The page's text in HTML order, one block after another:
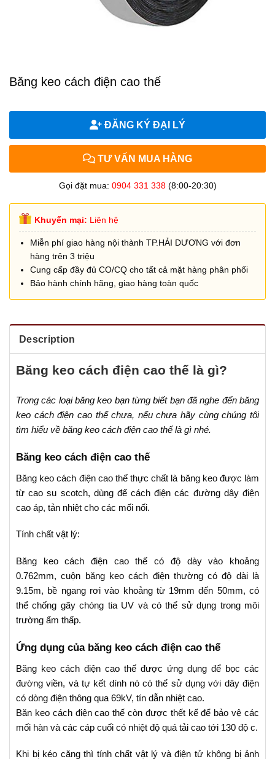
Băng keo cách điện cao thế
ĐĂNG KÝ ĐẠI LÝ
TƯ VẤN MUA HÀNG
Gọi đặt mua: 0904 331 338(8:00-20:30)
Khuyến mại: Liên hệ
Miễn phí giao hàng nội thành TP.HẢI DƯƠNG với đơn
hàng trên 3 triệu
Cung cấp đầy đủ CO/CQ cho tất cả mặt hàng phân phối
Bảo hành chính hãng, giao hàng toàn quốc
Description
Băng keo cách điện cao thế là gì?
Trong các loại băng keo bạn từng biết bạn đã nghe đến băng
keo cách điện cao thế chưa, nếu chưa hãy cùng chúng tôi
tìm hiểu về băng keo cách điện cao thế là gì nhé.
Băng keo cách điện cao thế
Băng keo cách điện cao thế thực chất là băng keo được làm
từ cao su scotch, dùng để cách điện các đường dây điện
cao áp, tản nhiệt cho các mối nối.
Tính chất vật lý:
Băng keo cách điện cao thế có độ dày vào khoảng
0.762mm, cuộn băng keo cách điện thường có độ dài là
9.15m, bề ngang rơi vào khoảng từ 19mm đến 50mm, có
thể chống gãy chóng tia UV và có thể sử dụng trong môi
trường ẩm thấp.
Ứng dụng của băng keo cách điện cao thế
Băng keo cách điện cao thế được ứng dụng để bọc các
đường viền, và tự kết dính nó có thể sử dụng với dây điện
có dòng điện thông qua 69kV, tín dẫn nhiệt cao.
Băn keo cách điện cao thế còn được thết kế để bảo vệ các
mối hàn và các cáp cuối có nhiệt độ quá tải cao tới 130 độ c.
Khi bị kéo căng thì tính chất vật lý và điện tử không bị ảnh